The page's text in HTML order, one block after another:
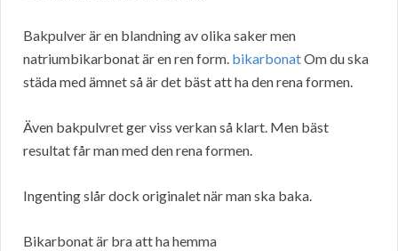
Bakpulver är en blandning av olika saker men
natriumbikarbonat är en ren form. bikarbonatOm du ska
städa med ämnet så är det bäst att ha den rena formen.
Även bakpulvret ger viss verkan så klart. Men bäst
resultat får man med den rena formen.
Ingenting slår dock originalet när man ska baka.
Bikarbonat är bra att ha hemma